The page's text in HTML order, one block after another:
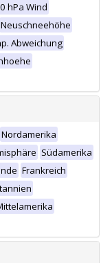
hPa Wind
Neuschneehöhe
Abweichung
Nordamerika
Südamerika
Frankreich